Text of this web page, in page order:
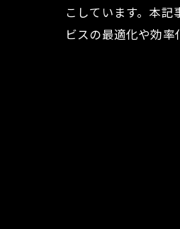
こしています。本
ビスの最適化や効率